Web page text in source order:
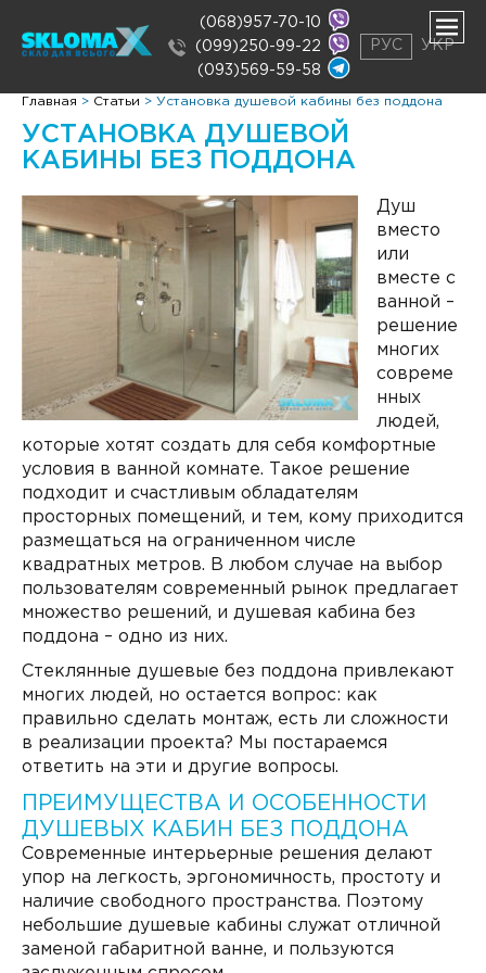
(068)957-70-10
(099)250-99-22
(093)569-59-58
РУС УКР
Главная > Статьи >Установка душевой кабины без поддона
УСТАНОВКА ДУШЕВОЙ
КАБИНЫ БЕЗ ПОДДОНА
Душ
вместо
или
вместе с
ванной –
решение
многих
совреме
нных
людей,
которые хотят создать для себя комфортные
условия в ванной комнате. Такое решение
подходит и счастливым обладателям
просторных помещений, и тем, кому приходится
размещаться на ограниченном числе
квадратных метров. В любом случае на выбор
пользователям современный рынок предлагает
множество решений, и душевая кабина без
поддона – одно из них.
Стеклянные душевые без поддона привлекают
многих людей, но остается вопрос: как
правильно сделать монтаж, есть ли сложности
в реализации проекта? Мы постараемся
ответить на эти и другие вопросы.
ПРЕИМУЩЕСТВА И ОСОБЕННОСТИ
ДУШЕВЫХ КАБИН БЕЗ ПОДДОНА
Современные интерьерные решения делают
упор на легкость, эргономичность, простоту и
наличие свободного пространства. Поэтому
небольшие душевые кабины служат отличной
заменой габаритной ванне, и пользуются